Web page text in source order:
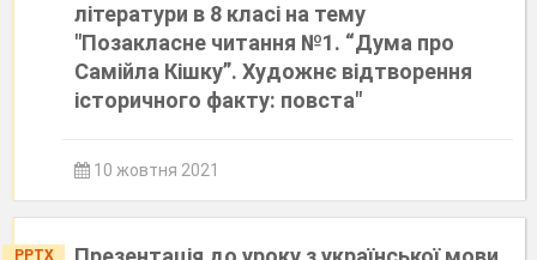
літератури в 8 класі на тему
"Позакласне читання №1. “Дума про
Самійла Кішку”. Художнє відтворення
історичного факту: повста"
10 жовтня 2021
PPTX